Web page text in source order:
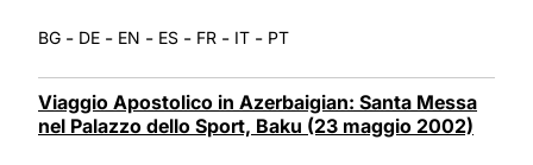
BG - DE - EN - ES - FR - IT - PT
Viaggio Apostolico in Azerbaigian: Santa Messa
nel Palazzo dello Sport, Baku (23 maggio 2002)